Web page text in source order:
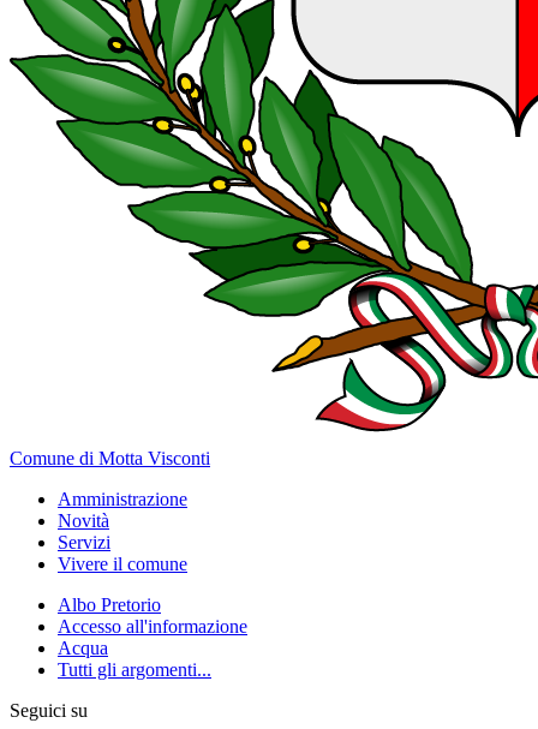
Comune di Motta Visconti
Amministrazione
Novità
Servizi
Vivere il comune
Albo Pretorio
Accesso all'informazione
Acqua
Tutti gli argomenti...
Seguici su